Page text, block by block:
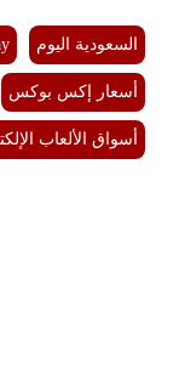
السعودية اليوم
أسعار إكس بوكس
أسواق الألعاب